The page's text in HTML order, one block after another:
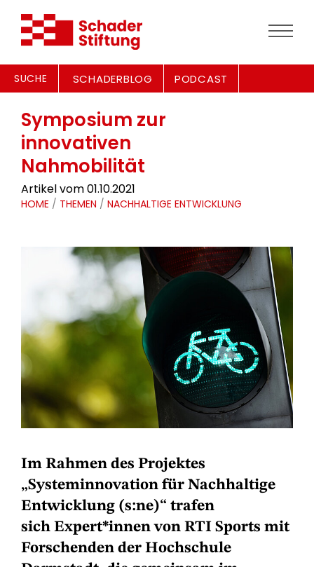
SUCHE SCHADERBLOG PODCAST
Symposium zur
innovativen
Nahmobilität
Artikel vom 01.10.2021
HOME / THEMEN / NACHHALTIGE ENTWICKLUNG
Im Rahmen des Projektes
„Systeminnovation für Nachhaltige
Entwicklung (s:ne)“ trafen
sich Expert*innen von RTI Sports mit
Forschenden der Hochschule